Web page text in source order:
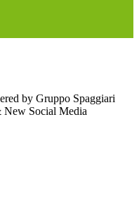
by Gruppo Spaggiari
New Social Media